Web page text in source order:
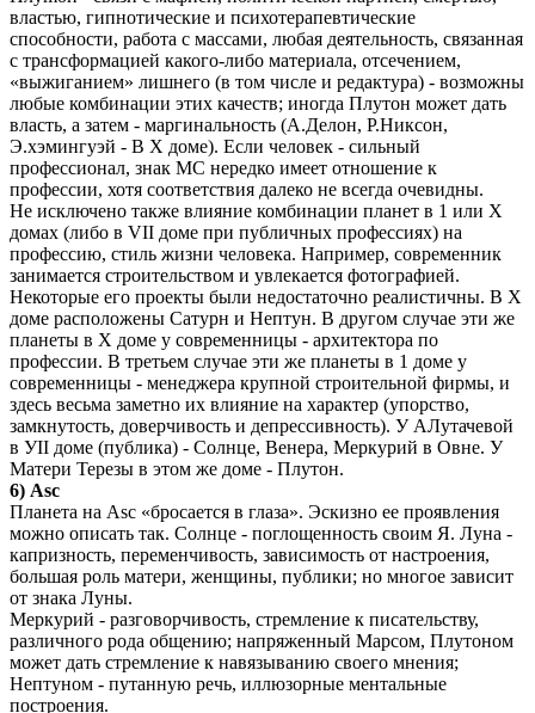
властью, гипнотические и психотерапевтические
способности, работа с массами, любая деятельность, связанная
с трансформацией какого-либо материала, отсечением,
«выжиганием» лишнего (в том числе и редактура) - возможны
любые комбинации этих качеств; иногда Плутон может дать
власть, а затем - маргинальность (А.Делон, Р.Никсон,
Э.хэмингуэй - В Х доме). Если человек - сильный
профессионал, знак МС нередко имеет отношение к
профессии, хотя соответствия далеко не всегда очевидны.
Не исключено также влияние комбинации планет в 1 или Х
домах (либо в VII доме при публичных профессиях) на
профессию, стиль жизни человека. Например, современник
занимается строительством и увлекается фотографией.
Некоторые его проекты были недостаточно реалистичны. В Х
доме расположены Сатурн и Нептун. В другом случае эти же
планеты в Х доме у современницы - архитектора по
профессии. В третьем случае эти же планеты в 1 доме у
современницы - менеджера крупной строительной фирмы, и
здесь весьма заметно их влияние на характер (упорство,
замкнутость, доверчивость и депрессивность). У АЛутачевой
в УII доме (публика) - Солнце, Венера, Меркурий в Овне. У
Матери Терезы в этом же доме - Плутон.
6) Asc
Планета на Asc «бросается в глаза». Эскизно ее проявления
можно описать так. Солнце - поглощенность своим Я. Луна -
капризность, переменчивость, зависимость от настроения,
большая роль матери, женщины, публики; но многое зависит
от знака Луны.
Меркурий - разговорчивость, стремление к писательству,
различного рода общению; напряженный Марсом, Плутоном
может дать стремление к навязыванию своего мнения;
Нептуном - путанную речь, иллюзорные ментальные
построения.